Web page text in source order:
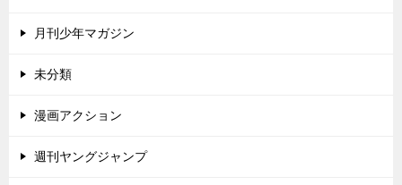
月刊少年マガジン
未分類
漫画アクション
週刊ヤングジャンプ